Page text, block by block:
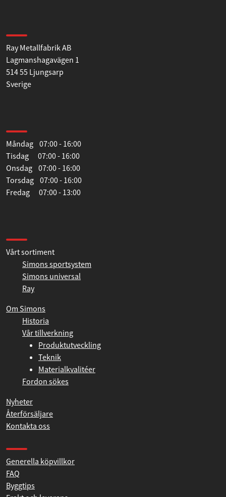
Hitta till oss
Ray Metallfabrik AB
Lagmanshagavägen 1
Öppettider
Måndag 07:00 - 16:00
Tisdag 07:00 - 16:00
Onsdag 07:00 - 16:00
Information
Vårt sortiment
Simons sportsystem
Ray
Om Simons
Historia
Vår tillverkning
Produktutveckling
Teknik
Fordon sökes
Nyheter
Kontakta oss
Produkthjälp och support
Generella köpvillkor